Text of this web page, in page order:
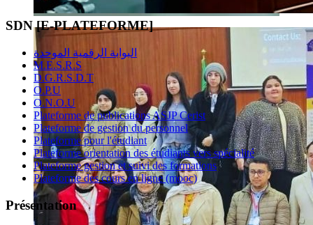
SDN [E-PLATEFORME]
البوابة الرقمية الموحدة
M.E.S.R.S
D.G.R.S.D.T
O.P.U
O.N.O.U
Plateforme de publications ASJP Cerist
Plateforme de gestion du personnel
Plateforme pour l'étudiant
Plateforme orientation des étudiants vers spécialité
Plateforme gestion et suivi des formations
Plateforme des cours en ligne (mooc)
Présentation